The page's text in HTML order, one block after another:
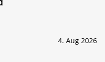
4. Aug 2026